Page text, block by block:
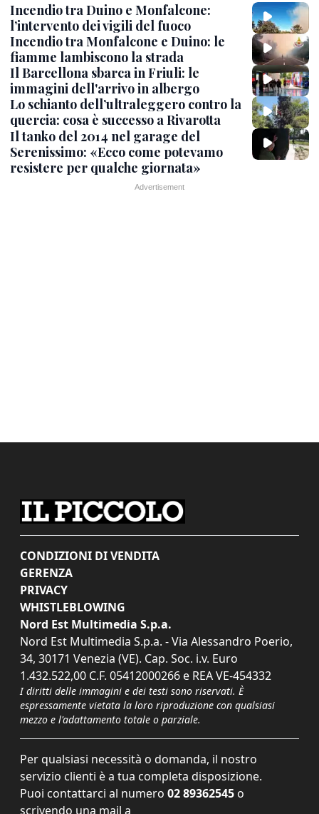
Incendio tra Duino e Monfalcone:
l’intervento dei vigili del fuoco
Incendio tra Monfalcone e Duino: le
fiamme lambiscono la strada
Il Barcellona sbarca in Friuli: le
immagini dell'arrivo in albergo
Lo schianto dell’ultraleggero contro la
quercia: cosa è successo a Rivarotta
Il tanko del 2014 nel garage del
Serenissimo: «Ecco come potevamo
resistere per qualche giornata»
CONDIZIONI DI VENDITA
GERENZA
PRIVACY
WHISTLEBLOWING
Nord Est Multimedia S.p.a.
Nord Est Multimedia S.p.a. - Via Alessandro Poerio,
34, 30171 Venezia (VE). Cap. Soc. i.v. Euro
1.432.522,00 C.F. 05412000266 e REA VE-454332
I diritti delle immagini e dei testi sono riservati. È
espressamente vietata la loro riproduzione con qualsiasi
mezzo e l'adattamento totale o parziale.
Per qualsiasi necessità o domanda, il nostro
servizio clienti è a tua completa disposizione.
Puoi contattarci al numero 02 89362545 o
scrivendo una mail a